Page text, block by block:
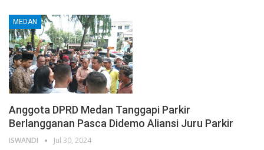
MEDAN
Anggota DPRD Medan Tanggapi Parkir
Berlangganan Pasca Didemo Aliansi Juru Parkir
ISWANDI Jul 30, 2024